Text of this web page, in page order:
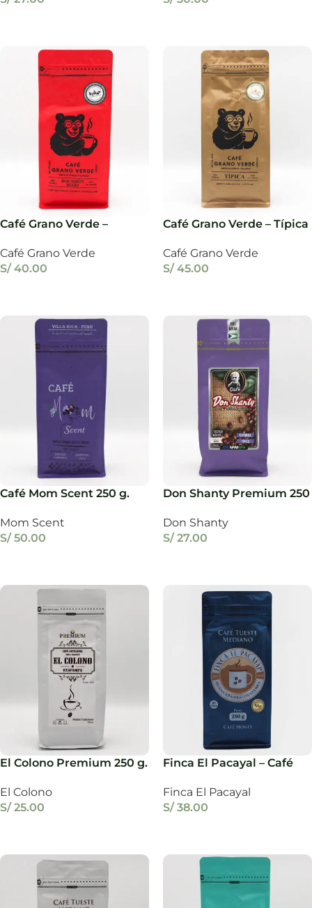
Café Grano Verde –
Café Grano Verde
S/ 40.00
Café Grano Verde – Típica
Café Grano Verde
S/ 45.00
Café Mom Scent 250 g.
Mom Scent
S/50.00
Don Shanty Premium 250
Don Shanty
S/27.00
El Colono Premium 250 g.
El Colono
S/25.00
Finca El Pacayal – Café
Finca El Pacayal
S/38.00